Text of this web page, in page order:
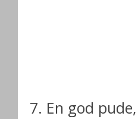
7. En god